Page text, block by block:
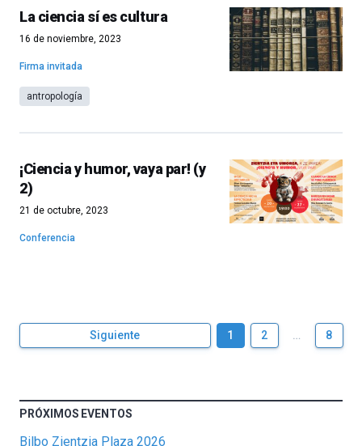
La ciencia sí es cultura
16 de noviembre, 2023
Firma invitada
antropología
¡Ciencia y humor, vaya par! (y
2)
21 de octubre, 2023
Conferencia
Siguiente 1 2 … 8
PRÓXIMOS EVENTOS
Bilbo Zientzia Plaza 2026